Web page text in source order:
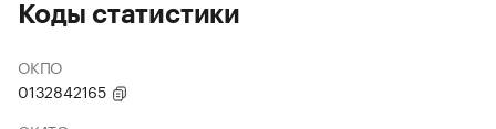
Коды статистики
ОКПО
0132842165